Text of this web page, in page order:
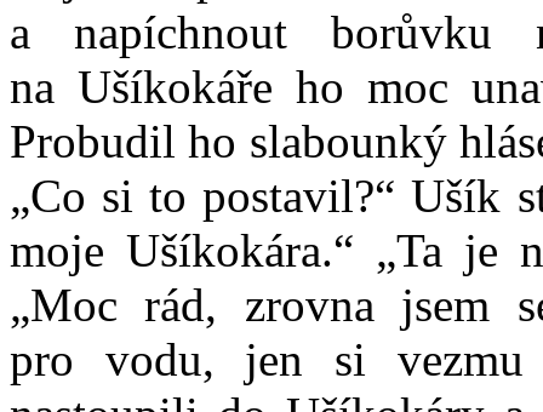
a napíchnout
na Ušíkokáře ho moc
Probudil ho slabounký
„Co si to postavil?“ Ušík
moje Ušíkokára.“ „Ta je
„Moc rád, zrovna jsem
pro vodu, jen si vezmu